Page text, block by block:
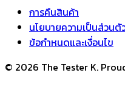
การคืนสินค้า
นโยบายความเป็นส่วนตั
ข้อกำหนดและเงื่อนไข
© 2026 The Tester K.